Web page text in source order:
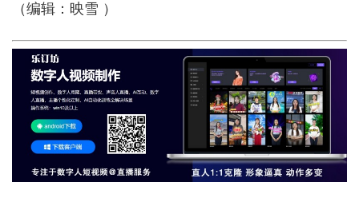
（编辑：映雪 ）